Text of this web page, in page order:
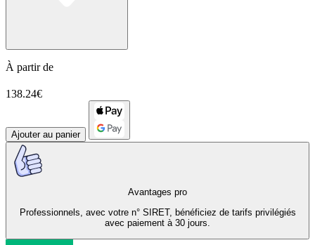
À partir de
138.24€
Ajouter au panier
Avantages pro
Professionnels, avec votre n° SIRET, bénéficiez de tarifs privilégiés
avec paiement à 30 jours.